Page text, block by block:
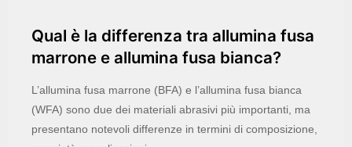
Qual è la differenza tra allumina fusa
marrone e allumina fusa bianca?
L’allumina fusa marrone (BFA) e l’allumina fusa bianca
(WFA) sono due dei materiali abrasivi più importanti, ma
presentano notevoli differenze in termini di composizione,